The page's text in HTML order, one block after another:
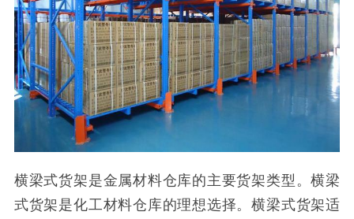
横梁式货架是金属材料仓库的主要货架类型。横梁
式货架是化工材料仓库的理想选择。横梁式货架适